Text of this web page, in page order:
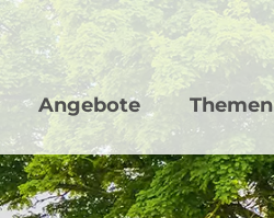
Hauptnavigation
Angebote Themen